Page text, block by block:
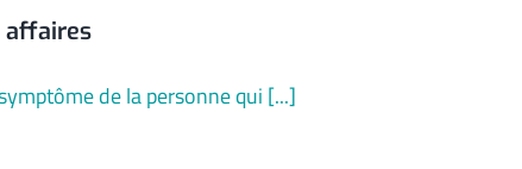
affaires
de la personne qui [...]